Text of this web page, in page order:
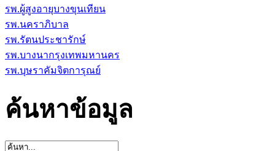
รพ.ผู้สูงอายุบางขุนเทียน
รพ.นคราภิบาล
รพ.รัตนประชารักษ์
รพ.บางนากรุงเทพมหานคร
รพ.บุษราคัมจิตการุณย์
ค้นหาข้อมูล